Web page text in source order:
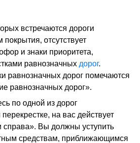
встречаются дороги
отсутствует
и знаки приоритета,
равнозначных дорог.
равнозначных дорог помечаются
равнозначных дорог».
по одной из дорог
на вас действует
справа». Вы должны уступить
средствам, приближающимся